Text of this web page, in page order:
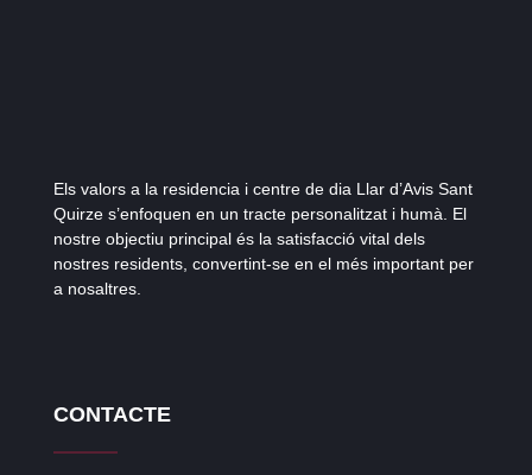
Els valors a la residencia i centre de dia Llar d’Avis Sant
Quirze s’enfoquen en un tracte personalitzat i humà. El
nostre objectiu principal és la satisfacció vital dels
nostres residents, convertint-se en el més important per
a nosaltres.
CONTACTE